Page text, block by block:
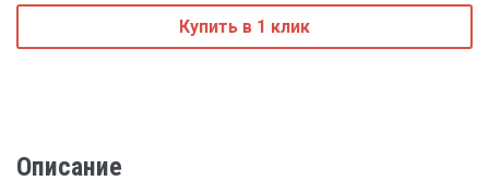
Купить в 1 клик
Описание